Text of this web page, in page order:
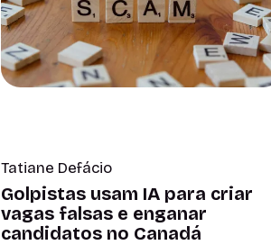
Tatiane Defácio
Golpistas usam IA para criar
vagas falsas e enganar
candidatos no Canadá